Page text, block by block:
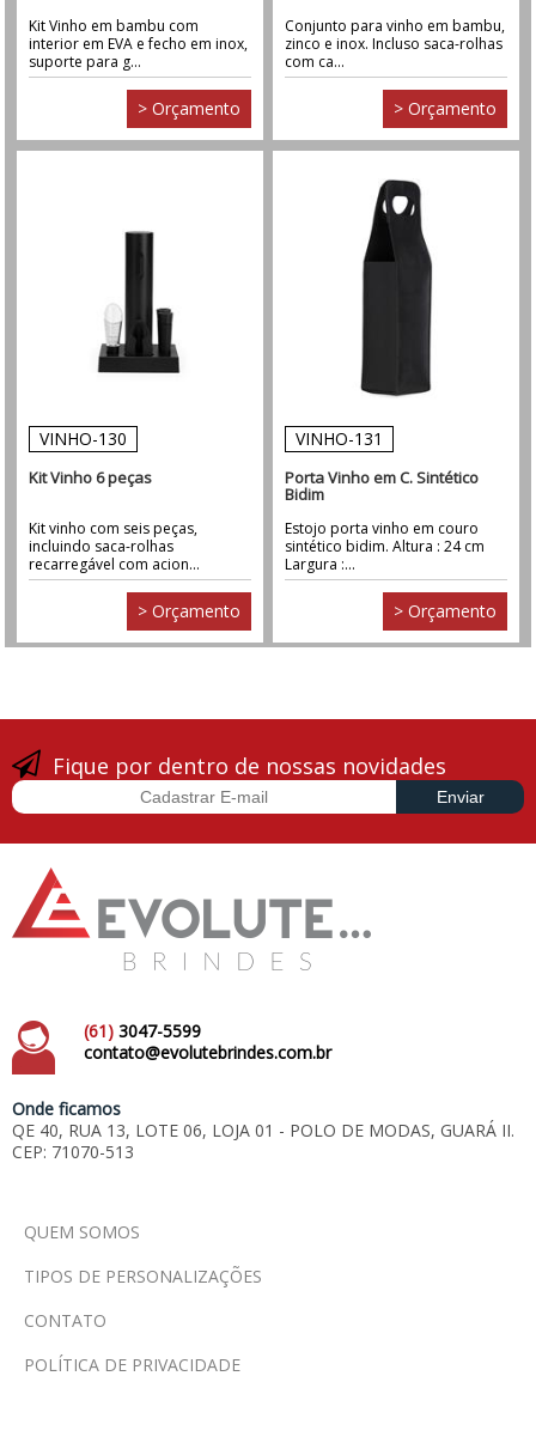
Kit Vinho em bambu com
interior em EVA e fecho em inox,
suporte para g...
> Orçamento
Conjunto para vinho em bambu,
zinco e inox. Incluso saca-rolhas
com ca...
> Orçamento
VINHO-130
Kit Vinho 6 peças
Kit vinho com seis peças,
incluindo saca-rolhas
recarregável com acion...
> Orçamento
VINHO-131
Porta Vinho em C. Sintético
Bidim
Estojo porta vinho em couro
sintético bidim. Altura : 24 cm
Largura :...
> Orçamento
Fique por dentro de nossas novidades
(61) 3047-5599
contato@evolutebrindes.com.br
Onde ficamos
QE 40, RUA 13, LOTE 06, LOJA 01 - POLO DE MODAS, GUARÁ II.
CEP: 71070-513
QUEM SOMOS
TIPOS DE PERSONALIZAÇÕES
CONTATO
POLÍTICA DE PRIVACIDADE